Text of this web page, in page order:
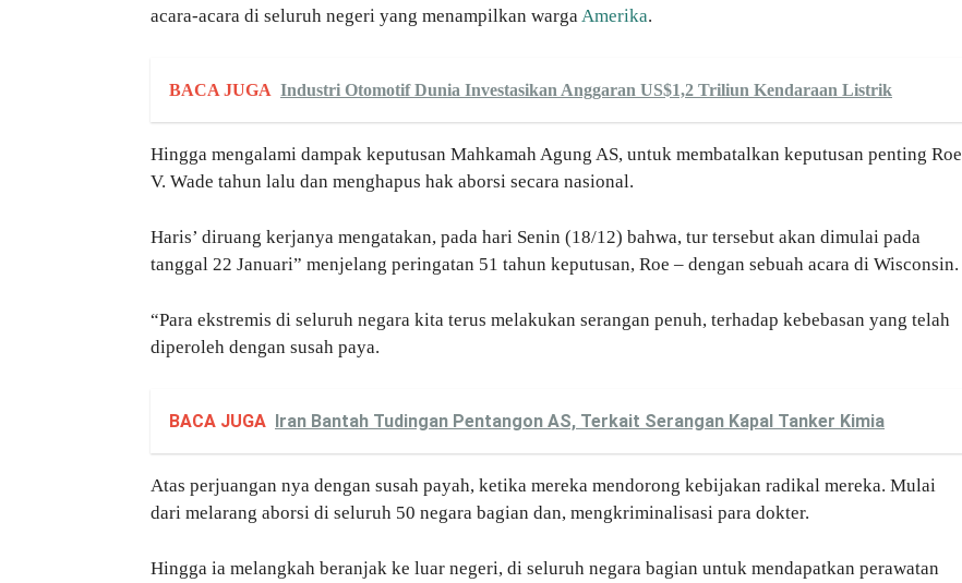
acara-acara di seluruh negeri yang menampilkan warga Amerika.
BACA JUGA Industri Otomotif Dunia Investasikan Anggaran US$1,2 Triliun Kendaraan Listrik
Hingga mengalami dampak keputusan Mahkamah Agung AS, untuk membatalkan keputusan penting Roe
V. Wade tahun lalu dan menghapus hak aborsi secara nasional.
Haris’ diruang kerjanya mengatakan, pada hari Senin (18/12) bahwa, tur tersebut akan dimulai pada
tanggal 22 Januari” menjelang peringatan 51 tahun keputusan, Roe – dengan sebuah acara di Wisconsin.
“Para ekstremis di seluruh negara kita terus melakukan serangan penuh, terhadap kebebasan yang telah
diperoleh dengan susah paya.
BACA JUGA Iran Bantah Tudingan Pentangon AS, Terkait Serangan Kapal Tanker Kimia
Atas perjuangan nya dengan susah payah, ketika mereka mendorong kebijakan radikal mereka. Mulai
dari melarang aborsi di seluruh 50 negara bagian dan, mengkriminalisasi para dokter.
Hingga ia melangkah beranjak ke luar negeri, di seluruh negara bagian untuk mendapatkan perawatan